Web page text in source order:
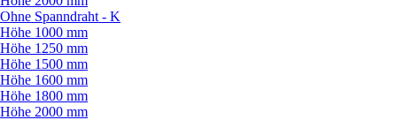
Ohne Spanndraht - K
Höhe 1000 mm
Höhe 1250 mm
Höhe 1500 mm
Höhe 1600 mm
Höhe 1800 mm
Höhe 2000 mm